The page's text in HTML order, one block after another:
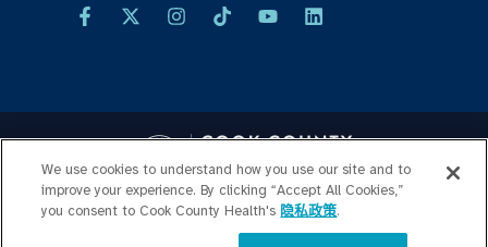
Copyright © 2026 Cook County Health. All Rights Reserved.
隐私政策 价格透明度
We use cookies to understand how you use our site and to
improve your experience. By clicking “Accept All Cookies,”
you consent to Cook County Health's 隐私政策.